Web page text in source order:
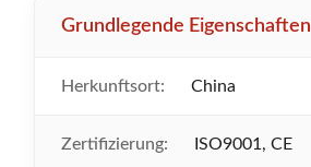
Grundlegende Eigenschaften
Herkunftsort: China
Zertifizierung: ISO9001, CE